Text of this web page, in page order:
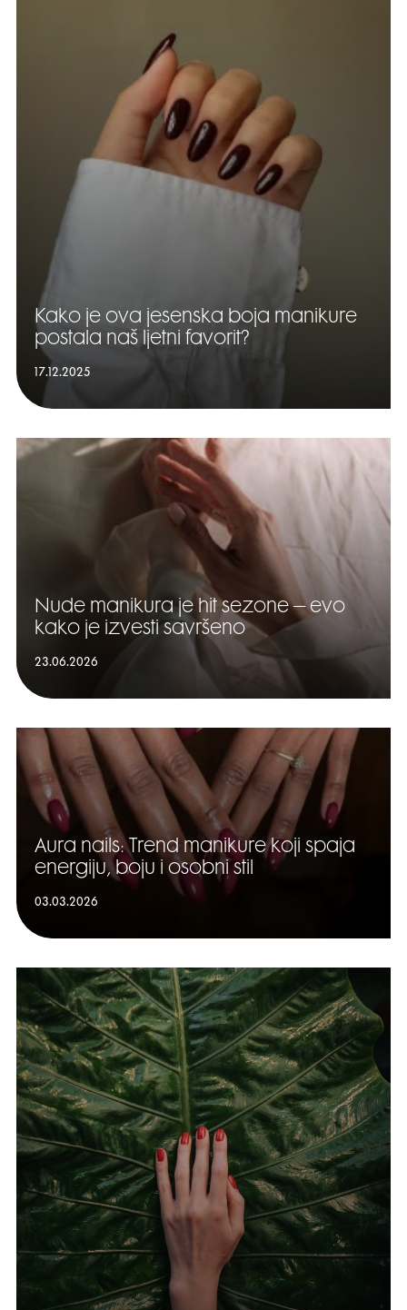
Kako je ova jesenska boja manikure
postala naš ljetni favorit?
17.12.2025
Nude manikura je hit sezone – evo
kako je izvesti savršeno
23.06.2026
Aura nails: Trend manikure koji spaja
energiju, boju i osobni stil
03.03.2026